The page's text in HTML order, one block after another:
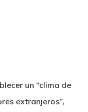
un “clima de
extranjeros”,